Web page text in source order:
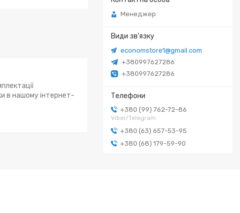
Менеджер
economstore1@gmail.com
+380997627286
+380997627286
+380 (99) 762-72-86
Viber/Telegram
+380 (63) 657-53-95
+380 (68) 179-59-90
в нашому інтернет-